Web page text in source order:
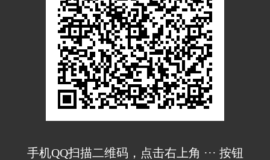
手机QQ扫描二维码，点击右上角 ··· 按钮